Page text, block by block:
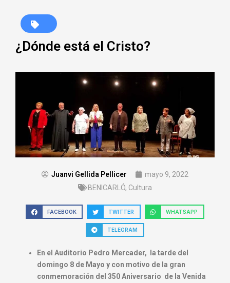
¿Dónde está el Cristo?
Juanvi Gellida Pellicer
mayo 9, 2022
BENICARLÓ, Cultura
FACEBOOK TWITTER WHATSAPP
TELEGRAM
En el Auditorio Pedro Mercader, la tarde del
domingo 8 de Mayo y con motivo de la gran
conmemoración del 350 Aniversario de la Venida